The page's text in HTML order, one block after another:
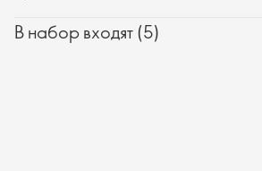
В набор входят (5)